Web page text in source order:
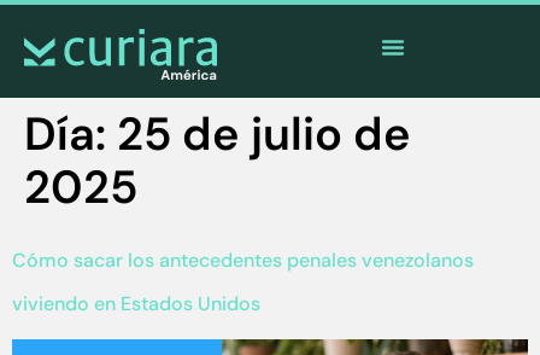
Día: 25 de julio de
2025
Cómo sacar los antecedentes penales venezolanos
viviendo en Estados Unidos